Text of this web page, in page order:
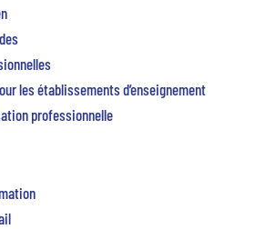
les établissements d’enseignement
professionnelle